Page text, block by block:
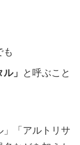
も
」
と呼ぶこと
」「アルトリサ